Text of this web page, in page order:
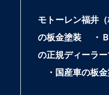
モトーレン福井
の板金塗装 ・Ｂ
の正規ディーラ
・国産車の板金